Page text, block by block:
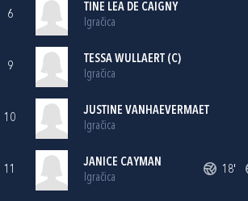
6
TINE LEA DE CAIGNY
Igračica
9
TESSA WULLAERT (C)
Igračica
10
JUSTINE VANHAEVERMAET
Igračica
11
JANICE CAYMAN
Igračica
18'